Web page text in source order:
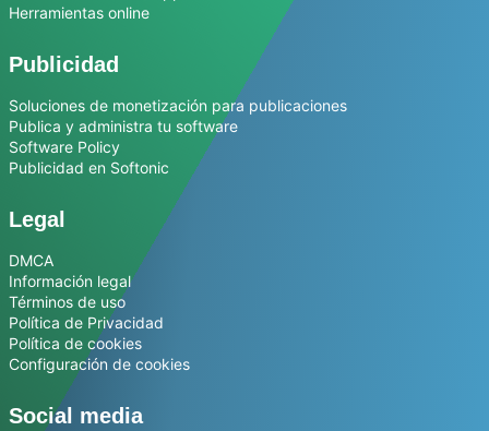
Herramientas online
Publicidad
Soluciones de monetización para publicaciones
Publica y administra tu software
Software Policy
Publicidad en Softonic
Legal
DMCA
Información legal
Términos de uso
Política de Privacidad
Política de cookies
Configuración de cookies
Social media